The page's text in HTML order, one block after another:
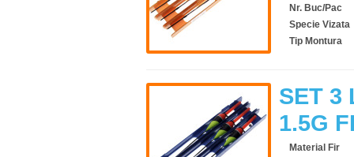
Nr. Buc/Pac
Specie Vizata
Tip Montura
SET 3
1.5G
Material Fir